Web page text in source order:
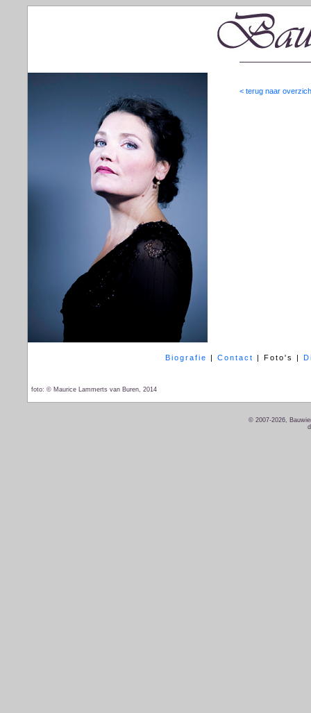
< terug naar
Biografie | Contact | Foto's |
foto: © Maurice Lammerts van Buren, 2014
© 2007-2026,